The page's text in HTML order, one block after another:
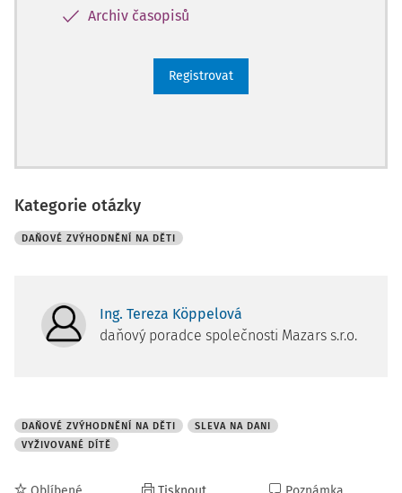
Archiv časopisů
Registrovat
Kategorie otázky
DAŇOVÉ ZVÝHODNĚNÍ NA DĚTI
Ing. Tereza Köppelová
daňový poradce společnosti Mazars s.r.o.
DAŇOVÉ ZVÝHODNĚNÍ NA DĚTI
SLEVA NA DANI
VYŽIVOVANÉ DÍTĚ